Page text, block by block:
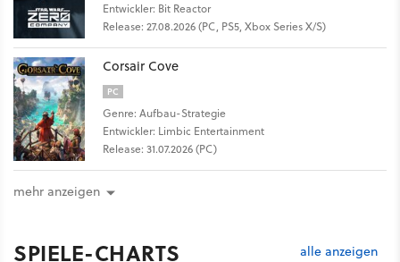
Entwickler: Bit Reactor
Release: 27.08.2026 (PC, PS5, Xbox Series X/S)
Corsair Cove
PC
Genre: Aufbau-Strategie
Entwickler: Limbic Entertainment
Release: 31.07.2026 (PC)
mehr anzeigen
SPIELE-CHARTS alle anzeigen